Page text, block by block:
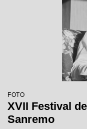
FOTO
XVII Festival
Sanremo